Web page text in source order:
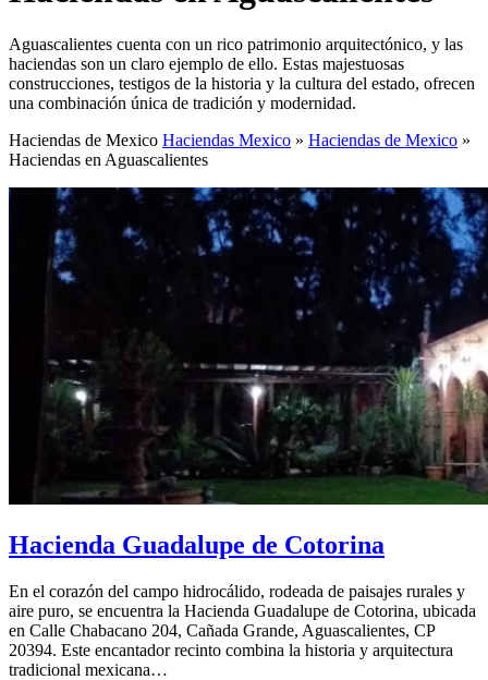
Aguascalientes cuenta con un rico patrimonio arquitectónico, y las
haciendas son un claro ejemplo de ello. Estas majestuosas
construcciones, testigos de la historia y la cultura del estado, ofrecen
una combinación única de tradición y modernidad.
Haciendas de Mexico Haciendas Mexico » Haciendas de Mexico »
Haciendas en Aguascalientes
Hacienda Guadalupe de Cotorina
En el corazón del campo hidrocálido, rodeada de paisajes rurales y
aire puro, se encuentra la Hacienda Guadalupe de Cotorina, ubicada
en Calle Chabacano 204, Cañada Grande, Aguascalientes, CP
20394. Este encantador recinto combina la historia y arquitectura
tradicional mexicana…